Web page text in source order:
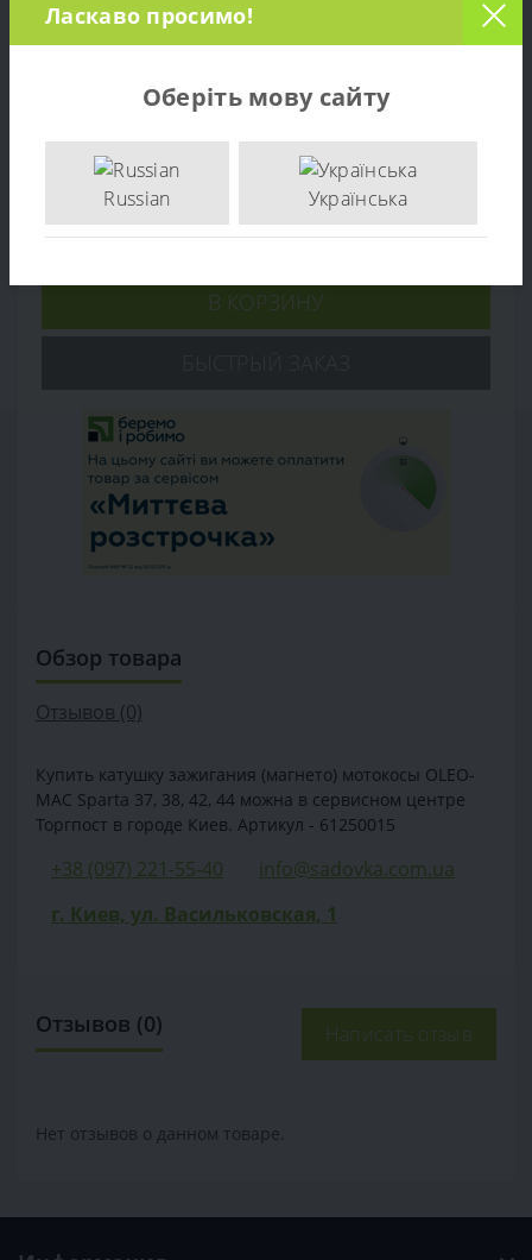
Под заказ (сейчас нет в наличии)
0 грн.
Количество:
В КОРЗИНУ
Обзор товара
Отзывов (0)
Купить катушку зажигания (магнето) мотокосы OLEO-
MAC Sparta 37, 38, 42, 44 можна в сервисном центре
Торгпост в городе Киев. Артикул - 61250015
+38 (097) 221-55-40
info@sadovka.com.ua
г. Киев, ул. Васильковская, 1
Отзывов (0) Написать отзыв
Нет отзывов о данном товаре.
Ласкаво просимо!
Оберіть мову сайту
Russian Українська